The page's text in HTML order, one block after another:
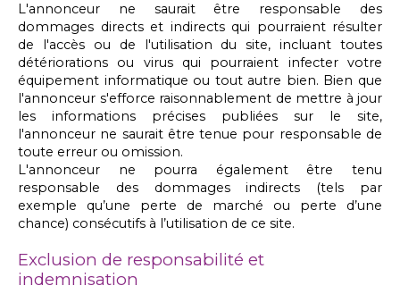
L'annonceur ne saurait être responsable des
dommages directs et indirects qui pourraient résulter
de l'accès ou de l'utilisation du site, incluant toutes
détériorations ou virus qui pourraient infecter votre
équipement informatique ou tout autre bien. Bien que
l'annonceur s'efforce raisonnablement de mettre à jour
les informations précises publiées sur le site,
l'annonceur ne saurait être tenue pour responsable de
toute erreur ou omission.
L'annonceur ne pourra également être tenu
responsable des dommages indirects (tels par
exemple qu’une perte de marché ou perte d’une
chance) consécutifs à l’utilisation de ce site.
Exclusion de responsabilité et
indemnisation